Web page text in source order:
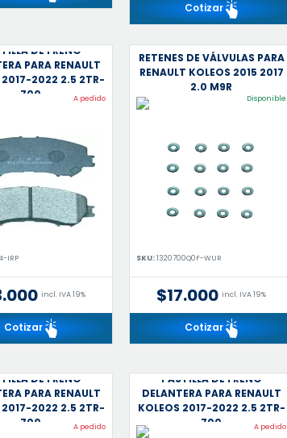
Cotizar
DE FRENO
PARA RENAULT
2017-2022 2.5 2TR-
700
A pedido
IRP
incl. IVA 19%
Cotizar
RETENES DE VÁLVULAS PARA
RENAULT KOLEOS 2015 2017
2.0 M9R
Disponible
SKU:1320700Q0F-WUR
$17.000 incl. IVA 19%
Cotizar
DE FRENO
PARA RENAULT
2017-2022 2.5 2TR-
700
A pedido
PASTILLA DE FRENO
DELANTERA PARA RENAULT
KOLEOS 2017-2022 2.5 2TR-
700
A pedido